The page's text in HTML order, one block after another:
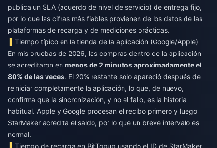
publica un SLA (acuerdo de nivel de servicio) de entrega fijo,
por lo que las cifras más fiables provienen de los datos de las
plataformas de recarga y de mediciones prácticas.
Tiempo típico en la tienda de la aplicación (Google/Apple)
En mis pruebas de 2026, las compras dentro de la aplicación
se acreditaron en menos de 2 minutos aproximadamente el
80% de las veces. El 20% restante solo apareció después de
reiniciar completamente la aplicación, lo que, de nuevo,
confirma que la sincronización, y no el fallo, es la historia
habitual. Apple y Google procesan el recibo primero y luego
StarMaker acredita el saldo, por lo que un breve intervalo es
normal.
Tiempo de recarga en BitTopup usando el ID de StarMaker